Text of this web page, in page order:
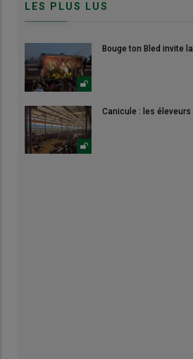
LES PLUS LUS
Bouge ton Bled invite
Canicule : les